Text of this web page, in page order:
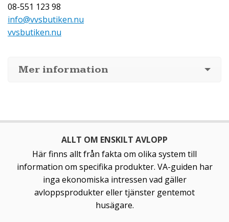
08-551 123 98
info@vvsbutiken.nu
vvsbutiken.nu
Mer information
ALLT OM ENSKILT AVLOPP
Här finns allt från fakta om olika system till
information om specifika produkter. VA-guiden har
inga ekonomiska intressen vad gäller
avloppsprodukter eller tjänster gentemot
husägare.